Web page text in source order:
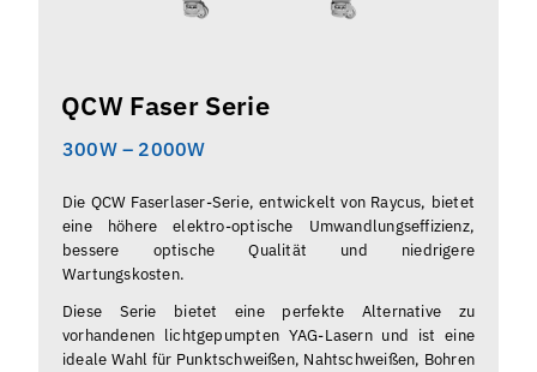
QCW Faser Serie
300W – 2000W
Die QCW Faserlaser-Serie, entwickelt von Raycus, bietet
eine höhere elektro-optische Umwandlungseffizienz,
bessere optische Qualität und niedrigere
Wartungskosten.
Diese Serie bietet eine perfekte Alternative zu
vorhandenen lichtgepumpten YAG-Lasern und ist eine
ideale Wahl für Punktschweißen, Nahtschweißen, Bohren